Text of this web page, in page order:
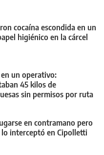
cocaína escondida en un
higiénico en la cárcel
un operativo:
45 kilos de
sin permisos por ruta
en contramano pero
lo interceptó en Cipolletti